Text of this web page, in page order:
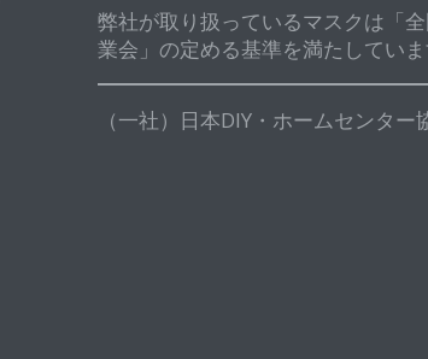
弊社が取り扱っているマスクは「
業会」の定める基準を満たしていま
（一社）日本DIY・ホームセンター